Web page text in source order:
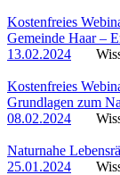
Kostenfreies
Gemeinde Haar –
13.02.2024
Kostenfreies
Grundlagen zum
08.02.2024
Naturnahe
25.01.2024